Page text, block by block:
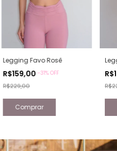
Legging Favo Rosê
R$159,00-31% OFF
R$229,00
Comprar